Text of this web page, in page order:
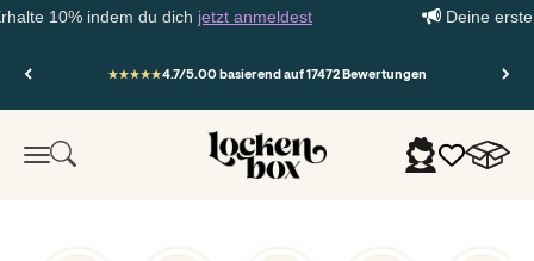
10% indem du dichjetzt anmeldest Deine erste
4.7/5.00 basierend auf 17472 Bewertungen
MenüSuche Lockenbox.com Anmelden